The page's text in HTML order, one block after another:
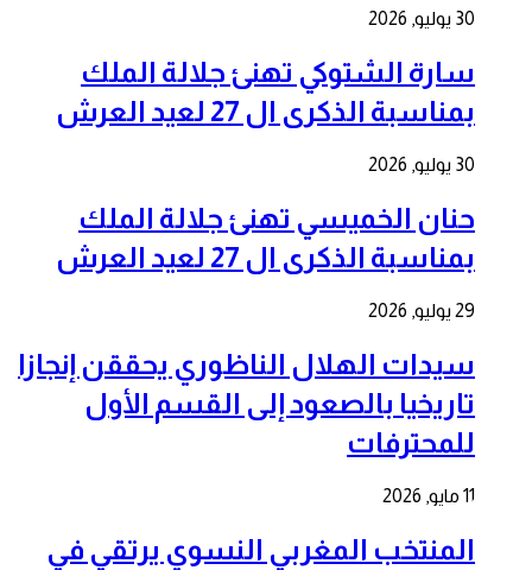
30 يوليو, 2026
سارة الشتوكي تهنئ جلالة الملك
بمناسبة الذكرى ال 27 لعيد العرش
30 يوليو, 2026
حنان الخميسي تهنئ جلالة الملك
بمناسبة الذكرى ال 27 لعيد العرش
29 يوليو, 2026
سيدات الهلال الناظوري يحققن إنجازا
تاريخيا بالصعود إلى القسم الأول
للمحترفات
11 مايو, 2026
المنتخب المغربي النسوي يرتقي في